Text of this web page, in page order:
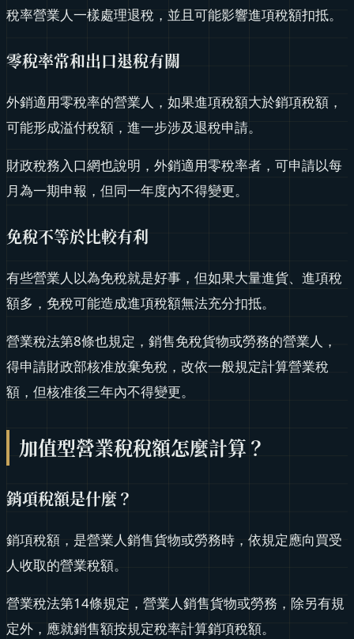
稅率營業人一樣處理退稅，並且可能影響進項稅額扣抵。
零稅率常和出口退稅有關
外銷適用零稅率的營業人，如果進項稅額大於銷項稅額，
可能形成溢付稅額，進一步涉及退稅申請。
財政稅務入口網也說明，外銷適用零稅率者，可申請以每
月為一期申報，但同一年度內不得變更。
免稅不等於比較有利
有些營業人以為免稅就是好事，但如果大量進貨、進項稅
額多，免稅可能造成進項稅額無法充分扣抵。
營業稅法第8條也規定，銷售免稅貨物或勞務的營業人，
得申請財政部核准放棄免稅，改依一般規定計算營業稅
額，但核准後三年內不得變更。
加值型營業稅稅額怎麼計算？
銷項稅額是什麼？
銷項稅額，是營業人銷售貨物或勞務時，依規定應向買受
人收取的營業稅額。
營業稅法第14條規定，營業人銷售貨物或勞務，除另有規
定外，應就銷售額按規定稅率計算銷項稅額。